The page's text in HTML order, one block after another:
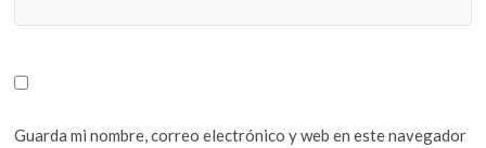
Guarda mi nombre, correo electrónico y web en este navegador